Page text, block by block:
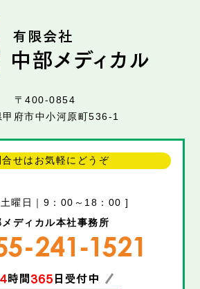
〒400-0854
甲府市中小河原町536-1
合せはお気軽にどうぞ
曜日｜9：00～18：00 ]
ディカル本社事務所